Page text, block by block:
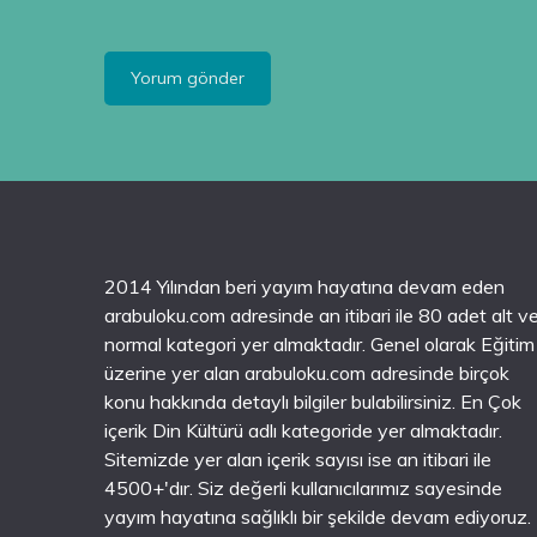
2014 Yılından beri yayım hayatına devam eden
arabuloku.com adresinde an itibari ile 80 adet alt
normal kategori yer almaktadır. Genel olarak Eğitim
üzerine yer alan arabuloku.com adresinde birçok
konu hakkında detaylı bilgiler bulabilirsiniz. En Çok
içerik Din Kültürü adlı kategoride yer almaktadır.
Sitemizde yer alan içerik sayısı ise an itibari ile
4500+'dır. Siz değerli kullanıcılarımız sayesinde
yayım hayatına sağlıklı bir şekilde devam ediyoruz.